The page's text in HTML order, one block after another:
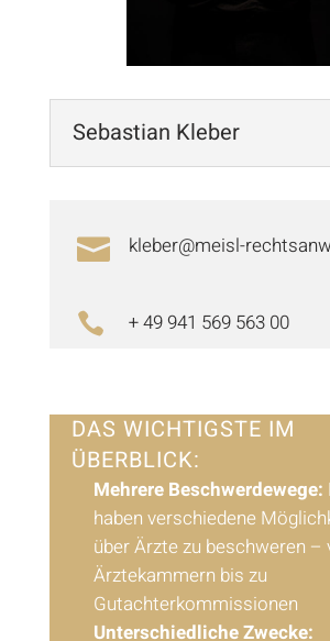
Sebastian Kleber
 kleber@meisl-
 + 49 941 569 563 00
DAS WICHTIGSTE IM
ÜBERBLICK:
Mehrere Beschwerdewege:
haben verschiedene
über Ärzte zu beschweren –
Ärztekammern bis zu
Gutachterkommissionen
Unterschiedliche Zwecke: